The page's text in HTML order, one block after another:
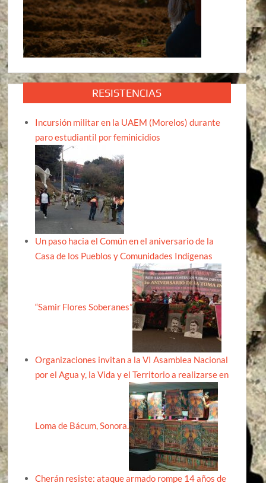
RESISTENCIAS
Incursión militar en la UAEM (Morelos) durante
paro estudiantil por feminicidios
Un paso hacia el Común en el aniversario de la
Casa de los Pueblos y Comunidades Indígenas
“Samir Flores Soberanes”
Organizaciones invitan a la VI Asamblea Nacional
por el Agua y, la Vida y el Territorio a realizarse en
Loma de Bácum, Sonora.
Cherán resiste: ataque armado rompe 14 años de